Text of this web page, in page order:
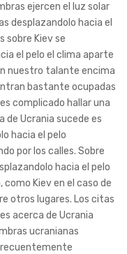
ejercen el luz solar
desplazandolo hacia el
sobre Kiev se
el pelo el clima aparte
nuestro talante encima
bastante ocupadas
complicado hallar una
de Ucrania sucede es
hacia el pelo
por los calles. Sobre
hacia el pelo
Kiev en el caso de
otros lugares. Los citas
acerca de Ucrania
ucranianas